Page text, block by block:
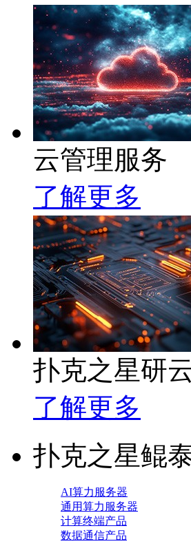
云管理服务
了解更多
扑克之星研
了解更多
扑克之星鲲
AI算力服务器
通用算力服务器
计算终端产品
数据通信产品